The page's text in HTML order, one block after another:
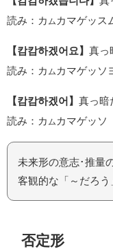
読み：カ ム カマゲッス
【캄캄하겠어요】 真っ
読み：カ ム カマゲッソ
【캄캄하겠어】 真っ暗
読み：カ ム カマゲッソ
未来形の意志･推量
客観的な「～だろう
否定形